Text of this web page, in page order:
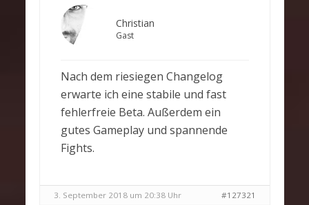
Christian
Gast
Nach dem riesiegen Changelog
erwarte ich eine stabile und fast
fehlerfreie Beta. Außerdem ein
gutes Gameplay und spannende
Fights.
3. September 2018 um 20:38 Uhr #127321